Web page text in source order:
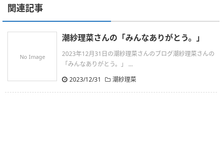
関連記事
No Image
潮紗理菜さんの「みんなありがとう。」
2023年12月31日の潮紗理菜さんのブログ潮紗理菜さんの
「みんなありがとう。」 ...
2023/12/31
潮紗理菜